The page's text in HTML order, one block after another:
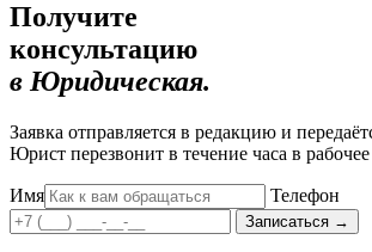
Получите
консультацию
в Юридическая.
Заявка отправляется в редакцию и
Юрист перезвонит в течение часа в
Имя Телефон
Записаться →